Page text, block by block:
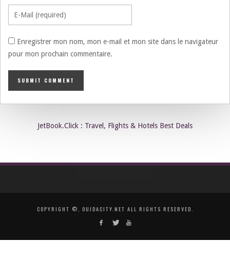
Enregistrer mon nom, mon e-mail et mon site dans le navigateur
pour mon prochain commentaire.
JetBook.Click : Travel, Flights & Hotels Best Deals
COPYRIGHT ©, OUJDACITY.NET ALL RIGHTS RESERVED.